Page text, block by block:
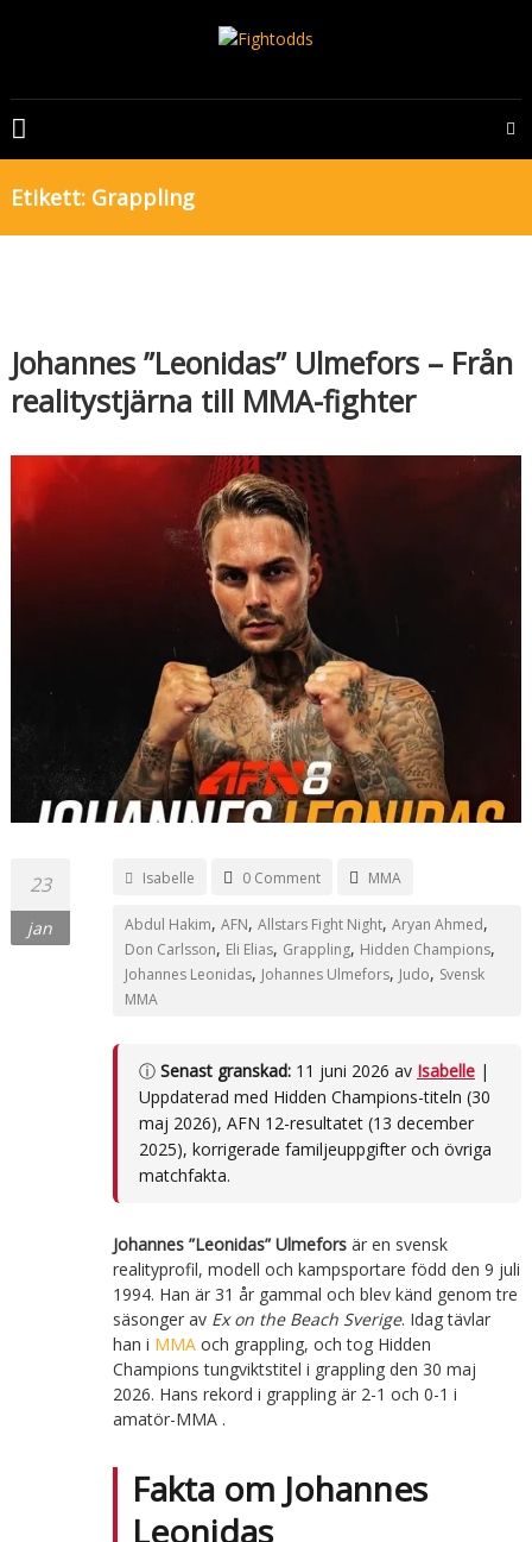
FIGHTODDS
UFC
MMA
tips,
Etikett: Grappling
Johannes ”Leonidas” Ulmefors – Från
realitystjärna till MMA-fighter
23
jan
Isabelle 0 Comment MMA
Abdul Hakim, AFN, Allstars Fight Night, Aryan Ahmed,
Don Carlsson, Eli Elias, Grappling, Hidden Champions,
Johannes Leonidas, Johannes Ulmefors, Judo, Svensk
MMA
ⓘ Senast granskad:11 juni 2026 av Isabelle|
Uppdaterad med Hidden Champions-titeln (30
maj 2026), AFN 12-resultatet (13 december
2025), korrigerade familjeuppgifter och övriga
matchfakta.
Johannes ”Leonidas” Ulmeforsär en svensk
realityprofil, modell och kampsportare född den 9 juli
1994. Han är 31 år gammal och blev känd genom tre
säsonger av Ex on the Beach Sverige. Idag tävlar
han i MMAoch grappling, och tog Hidden
Champions tungviktstitel i grappling den 30 maj
2026. Hans rekord i grappling är 2-1 och 0-1 i
amatör-MMA .
Fakta om Johannes
Leonidas